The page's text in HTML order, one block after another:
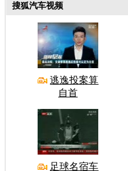
搜狐汽车视频
逃逸投案算
自首
足球名宿车